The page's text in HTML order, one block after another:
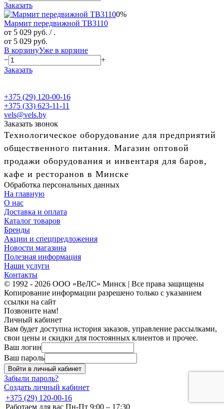
Заказать
0%
Мармит передвижной TB3110
от 5 029 руб. / .
от 5 029 руб.
В корзинуУже в корзине
−
+
Заказать
+375 (29) 120-00-16
+375 (33) 623-11-11
vels@vels.by
Заказать звонок
Технологическое оборудование для предприятий
общественного питания. Магазин оптовой
продажи оборудования и инвентаря для баров,
кафе и ресторанов в Минске
Обработка персональных данных
На главную
О нас
Доставка и оплата
Каталог товаров
Бренды
Акции и спецпредложения
Новости магазина
Полезная информация
Наши услуги
Контакты
© 1992 - 2026 ООО «ВеЛС» Минск | Все права защищены
Копирование информации разрешено только с указанием
ссылки на сайт
Позвоните нам!
Личный кабинет
Вам будет доступна история заказов, управление рассылками,
свои цены и скидки для постоянных клиентов и прочее.
Ваш логин
Ваш пароль
Войти в личный кабинет
Забыли пароль?
Создать личный кабинет
+375 (29) 120-00-16
Работаем для вас Пн-Пт 9:00 – 17:30